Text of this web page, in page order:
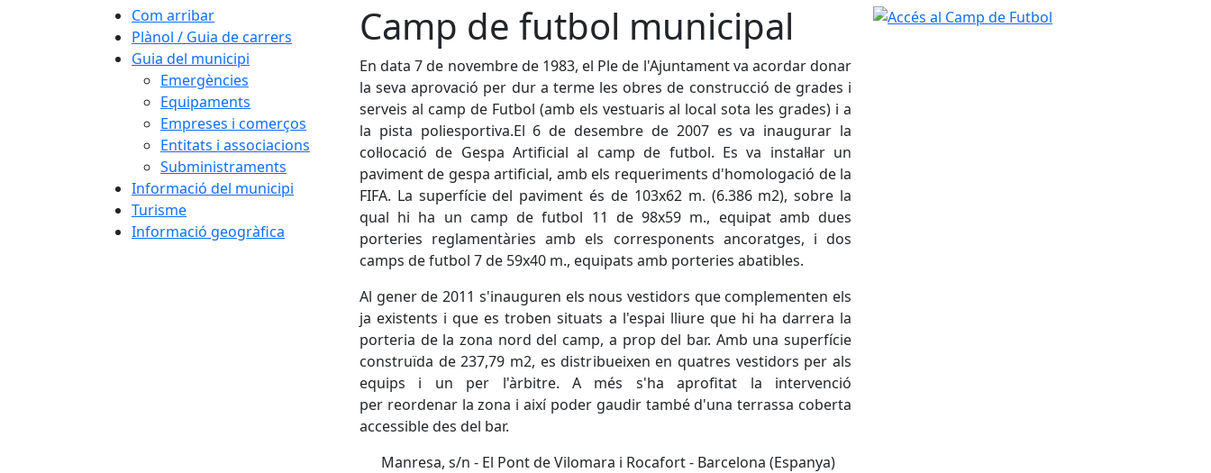
Com arribar
Plànol / Guia de carrers
Guia del municipi
Emergències
Equipaments
Empreses i comerços
Entitats i associacions
Subministraments
Informació del municipi
Turisme
Informació geogràfica
Camp de futbol municipal
En data 7 de novembre de 1983, el Ple de l'Ajuntament va acordar donar
la seva aprovació per dur a terme les obres de construcció de grades i
serveis al camp de Futbol (amb els vestuaris al local sota les grades) i a
la pista poliesportiva.El 6 de desembre de 2007 es va inaugurar la
col·locació de Gespa Artificial al camp de futbol. Es va instal·lar un
paviment de gespa artificial, amb els requeriments d'homologació de la
FIFA. La superfície del paviment és de 103x62 m. (6.386 m2), sobre la
qual hi ha un camp de futbol 11 de 98x59 m., equipat amb dues
porteries reglamentàries amb els corresponents ancoratges, i dos
camps de futbol 7 de 59x40 m., equipats amb porteries abatibles.
Al gener de 2011 s'inauguren els nous vestidors que complementen els
ja existents i que es troben situats a l'espai lliure que hi ha darrera la
porteria de la zona nord del camp, a prop del bar. Amb una superfície
construïda de 237,79 m2, es distribueixen en quatres vestidors per als
equips i un per l'àrbitre. A més s'ha aprofitat la intervenció
per reordenar la zona i així poder gaudir també d'una terrassa coberta
accessible des del bar.
Manresa, s/n - El Pont de Vilomara i Rocafort - Barcelona (Espanya)
Accés al Camp de Futbol